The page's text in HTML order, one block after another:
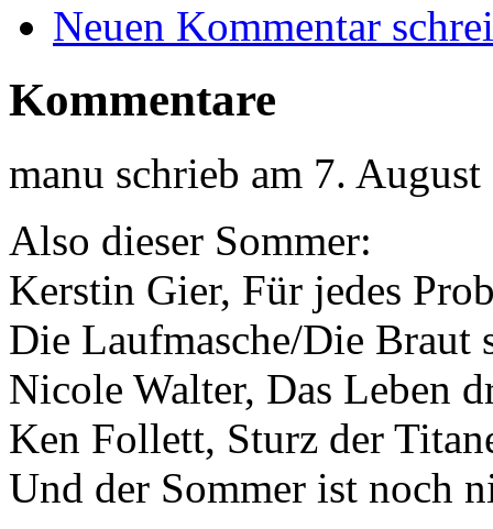
Neuen Kommentar
Kommentare
manu schrieb am 7.
Also dieser Sommer:
Kerstin Gier, Für jedes
Die Laufmasche/Die Braut
Nicole Walter, Das Leben
Ken Follett, Sturz der
Und der Sommer ist noch